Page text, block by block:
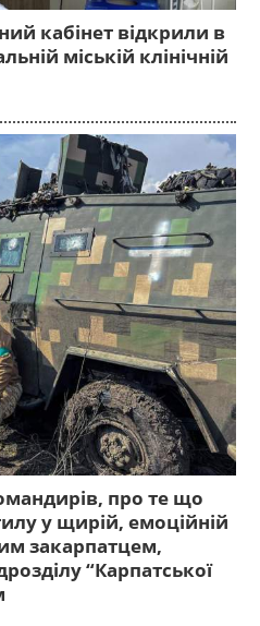
кабінет відкрили в
міській клінічній
про те що
у щирій, емоційній
закарпатцем,
“Карпатської